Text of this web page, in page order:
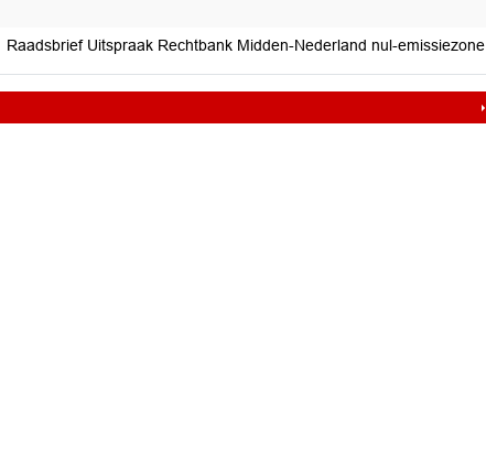
Raadsbrief Uitspraak Rechtbank Midden-Nederland nul-emissiezone